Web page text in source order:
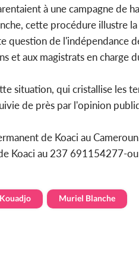
à une campagne de
cette procédure illustre
question de l'indépendance
et aux magistrats en charge
situation, qui cristallise
de près par l'opinion
de Koaci au
Koaci au 237 691154277-
Muriel Blanche